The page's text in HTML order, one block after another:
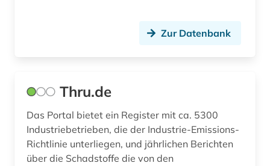
Zur Datenbank
Thru.de
Das Portal bietet ein Register mit ca. 5300
Industriebetrieben, die der Industrie-Emissions-
Richtlinie unterliegen, und jährlichen Berichten
über die Schadstoffe die von den